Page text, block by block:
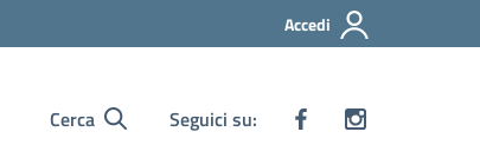
Accedi
Cerca Seguici su: